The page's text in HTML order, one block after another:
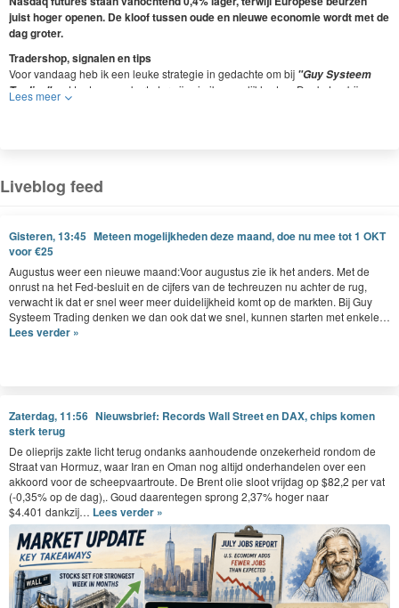
juist hoger openen. De kloof tussen oude en nieuwe economie wordt met de
dag groter.
Tradershop, signalen en tips
Voor vandaag heb ik een leuke strategie in gedachte om bij "Guy Systeem
Trading"
wat te doen, op korte termijn zie ik mogelijkheden. Denk daarbij aan
een strategie bij enkele indices.
Marktoverzicht woensdag 4 februari
meer donkere wolken dan zonneschijn boven de risico aandelen. De opnieuw
negatieve draai van gisteren komt niet uit de lucht vallen want we zien dat
beleggers steeds meer worstelen met de groeiverwachtingen, AI-uitgevan door
de grote techbedrijven, de big tech resultaten en een duidelijke rotatie naar de
meer waarde aandelen en cyclische namen. Het sentiment blijft gespannen.
Risico’s worden niet weggekocht, maar genuanceerd en herwogen waardoor
de volatiliteit blijft aanhouden in alle hoeken van de markt.
➤ Dow Jones future laat een plus van 0,25% zien
➤ DAX future laat een plus van 0,3% zien
➤ De AEX future laat een plus van 0,3% zien
Bij de grondstoffen zien we dat goud weer stevig boven de $5.000 uitkomt en
dat laat meteen zien dat er opnieuw een verhoogde safe-haven vraag komt.
AMD verdiept de AI-twijfel
AMD kwam na de slotbel met cijfers die de lat niet haalden en het aandeel
kelderde nabeurs met 8%, bovenop het verlies gedurende de sessie van bijna
2%, Microsoft, Nvidia, Amazon en Meta verloren ook fors dinsdag. De vraag
wordt steeds luider gesteld of al die astronomische AI-investeringen zich wel
gaan terugbetalen.
Lees meer
Liveblog feed
Gisteren, 13:45 Meteen mogelijkheden deze maand, doe nu mee tot 1 OKT
voor €25
Augus­tus weer een nieuwe maand:Voor augus­tus zie ik het anders. Met de
onrust na het Fed-besluit en de cijfers van de techreuzen nu achter de rug,
verwacht ik dat er snel weer meer duidelijkheid komt op de mark­ten. Bij Guy
Sys­teem Trad­ing denken we dan ook dat we snel, kun­nen starten met enkele…
Lees verder »
Zaterdag, 11:56 Nieuwsbrief: Records Wall Street en DAX, chips komen
sterk terug
De oliepri­js zak­te licht terug ondanks aan­houdende onzek­er­heid ron­dom de
Straat van Hor­muz, waar Iran en Oman nog alti­jd onder­han­de­len over een
akko­ord voor de scheep­vaartroute. De Brent olie sloot vri­jdag op $82,2 per vat
(-0,35% op de dag),. Goud daar­ente­gen sprong 2,37% hoger naar
$4.401 dankzij… Lees verder »